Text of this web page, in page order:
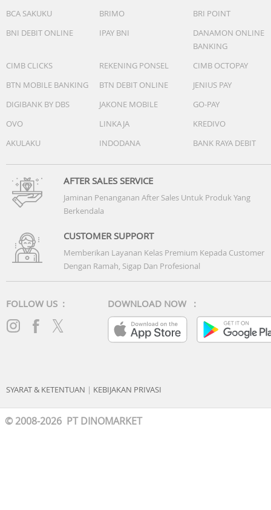
21.4 gr
Display Type
Display Size
Water Rating
Battery Life
Up to 5 days
Garmin proprietary clip charger
BCA SAKUKU
BRIMO
BRI POINT
BNI DEBIT ONLINE
IPAY BNI
DANAMON ONLINE
BANKING
CIMB CLICKS
REKENING PONSEL
CIMB OCTOPAY
BTN MOBILE BANKING
BTN DEBIT ONLINE
JENIUS PAY
DIGIBANK BY DBS
JAKONE MOBILE
GO-PAY
OVO
LINKAJA
KREDIVO
AKULAKU
INDODANA BANK RAYA DEBIT
AFTER SALES SERVICE
Jaminan Penanganan After Sales Untuk Produk Yang
Berkendala
CUSTOMER SUPPORT
Memberikan Layanan Kelas Premium Kepada Customer
Dengan Ramah, Sigap Dan Profesional
FOLLOW US : DOWNLOAD NOW :
SYARAT & KETENTUAN | KEBIJAKAN PRIVASI
© 2008-2026 PT DINOMARKET